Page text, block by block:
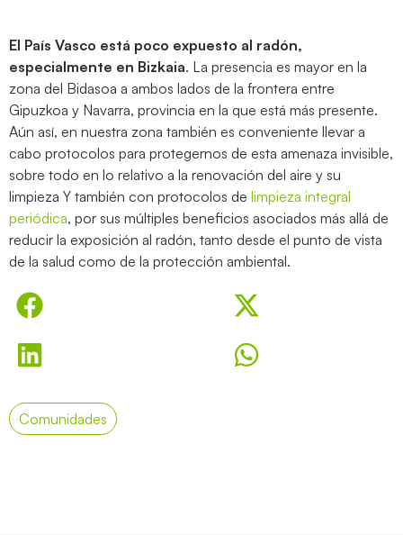
El País Vasco está poco expuesto al radón,
especialmente en Bizkaia. La presencia es mayor en la
zona del Bidasoa a ambos lados de la frontera entre
Gipuzkoa y Navarra, provincia en la que está más presente.
Aún así, en nuestra zona también es conveniente llevar a
cabo protocolos para protegernos de esta amenaza invisible,
sobre todo en lo relativo a la renovación del aire y su
limpieza Y también con protocolos de limpieza integral
periódica, por sus múltiples beneficios asociados más allá de
reducir la exposición al radón, tanto desde el punto de vista
de la salud como de la protección ambiental.
Comunidades